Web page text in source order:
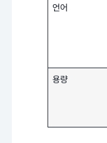
언어
용량